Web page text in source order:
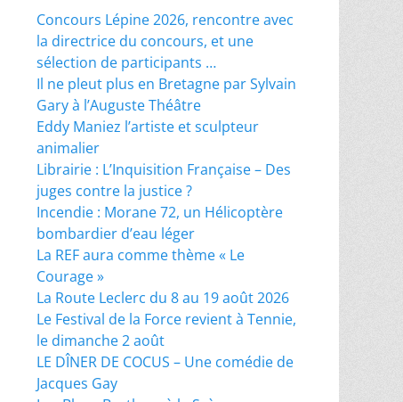
Concours Lépine 2026, rencontre avec
la directrice du concours, et une
sélection de participants …
Il ne pleut plus en Bretagne par Sylvain
Gary à l’Auguste Théâtre
Eddy Maniez l’artiste et sculpteur
animalier
Librairie : L’Inquisition Française – Des
juges contre la justice ?
Incendie : Morane 72, un Hélicoptère
bombardier d’eau léger
La REF aura comme thème « Le
Courage »
La Route Leclerc du 8 au 19 août 2026
Le Festival de la Force revient à Tennie,
le dimanche 2 août
LE DÎNER DE COCUS – Une comédie de
Jacques Gay